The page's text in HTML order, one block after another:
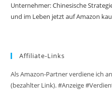
Unternehmer: Chinesische
und im Leben jetzt auf Amazon
Affiliate-Links
Als Amazon-Partner verdiene ich
(bezahlter Link). #Anzeige